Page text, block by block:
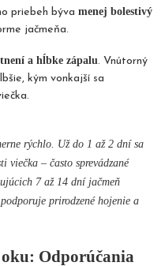
priebeh býva menej bolestivý
jačmeňa.
a hĺbke zápalu. Vnútorný
kým vonkajší sa
rýchlo. Už do 1 až 2 dní sa
viečka – často sprevádzané
7 až 14 dní jačmeň
prirodzené hojenie a
Odporúčania